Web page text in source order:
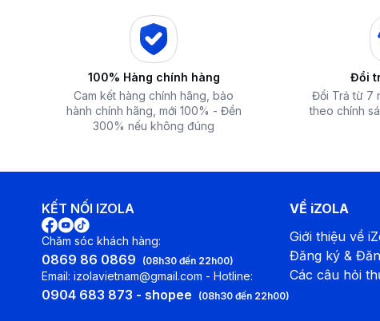
100% Hàng chính hàng
Cam kết hàng chính hãng, bảo
hành chính hãng, mới 100% - Đền
300% nếu không đúng
Đổi
Đổi Trả từ 7
theo chính
KẾT NỐI IZOLA
Chăm sóc khách hàng:
0869 86 0869 (08h30 đến 22h00)
Email: izolavietnam@gmail.com - Hotline:
0904 683 873 - shopee (08h30 đến 22h00)
VỀ iZOLA
Giới thiệu về
Đăng ký &
Các câu hỏi